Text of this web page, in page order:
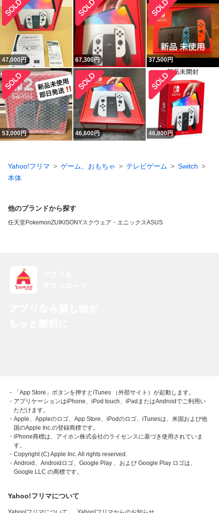
47,000 円 67,300円 37,500円
53,000円 46,600円 46,800円
Yahoo!フリマ ゲーム、おもちゃ テレビゲーム
Switch
本体
他のブランドから探す
任天堂PokemonZUIKI SONYスクウェア・エニックスASUS
・「App Store」ボタンを押すとiTunes （外部サイト）が起動します。
・アプリケーションはiPhone、iPod touch、iPadまたはAndroidでご利用い
ただけます。
・Apple、Appleのロゴ、App Store、iPodのロゴ、iTunesは、米国および他
国のApple Inc.の登録商標です。
・iPhone商標は、アイホン株式会社のライセンスに基づき使用されていま
す。
・Copyright (C) Apple Inc. All rights reserved.
・Android、Androidロゴ、Google Play 、および Google Play ロゴは、
Google LLC の商標です。
Yahoo!フリマについて